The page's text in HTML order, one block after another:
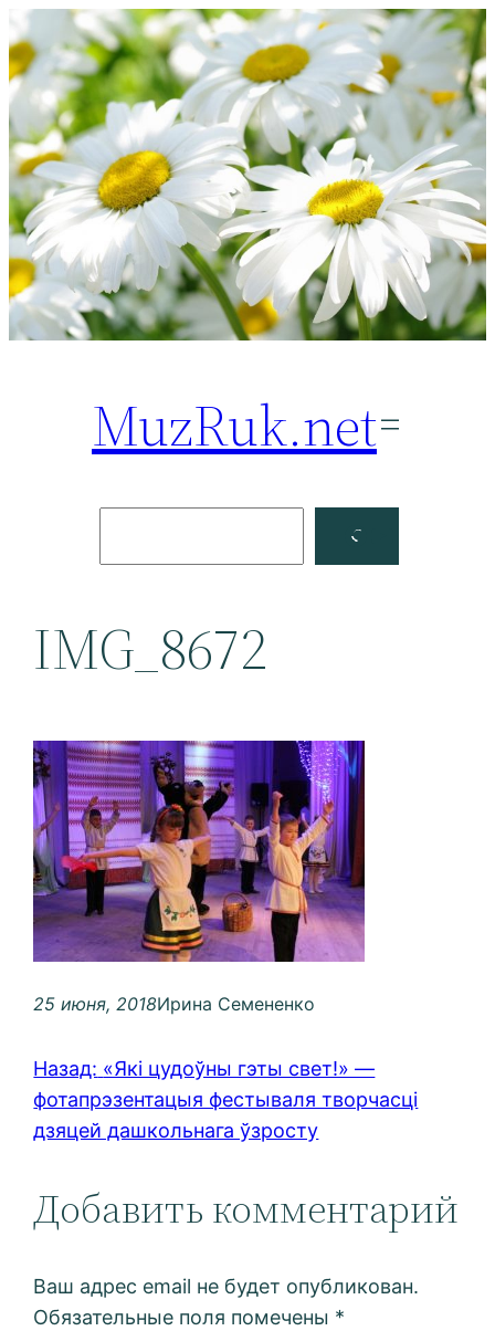
Перейти
к
содержимому
MuzRuk.net
Facebook
IMG_8672
25 июня, 2018Ирина Семененко
Назад: «Які цудоўны гэты свет!» —
фотапрэзентацыя фестываля творчасці
дзяцей дашкольнага ўзросту
Добавить комментарий
Ваш адрес email не будет опубликован.
Обязательные поля помечены *